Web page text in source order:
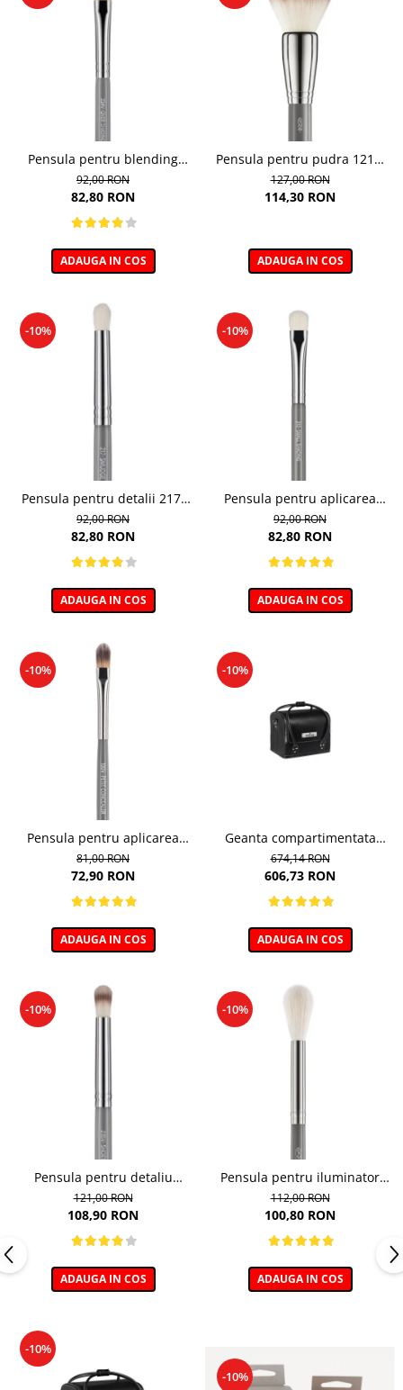
Pensula pentru blending
multitasking 234V, Boho
Beauty Over Shading
92,00 RON
82,80 RON
ADAUGA IN COS
Pensula pentru pudra 121V,
Boho Beauty Powder Brush
127,00 RON
114,30 RON
ADAUGA IN COS
-10%
Pensula pentru detalii 217,
Boho Beauty Smudge
92,00 RON
82,80 RON
ADAUGA IN COS
-10%
Pensula pentru aplicarea
fardului 213, Boho Beauty
Small Shading
92,00 RON
82,80 RON
ADAUGA IN COS
-10%
Pensula pentru aplicarea
corectorului 130V, Boho
Beauty Concealer
81,00 RON
72,90 RON
ADAUGA IN COS
-10%
Geanta compartimentata
pentru depozitarea
produselor de machiaj
674,14 RON
606,73 RON
ADAUGA IN COS
-10%
Pensula pentru detaliu
blending 235V, Boho Beauty
121,00 RON
108,90 RON
ADAUGA IN COS
-10%
Pensula pentru iluminator
114, Boho Beauty
112,00 RON
100,80 RON
ADAUGA IN COS
-10%
-10%